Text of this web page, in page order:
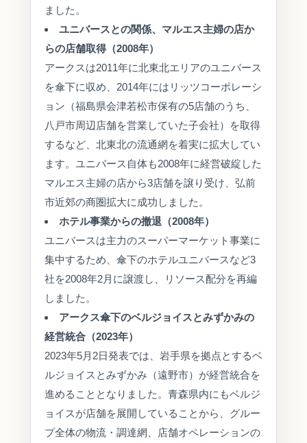
ました。
ユニバースとの関係、マルエス主婦の店か
らの店舗取得（2008年）
アークスは2011年に北東北エリアのユニバース
を傘下に収め、2014年にはリッツコーポレーシ
ョン（福島県会津若松市保有の5店舗のうち、
八戸市周辺店舗を営業していた子会社）を取得
するなど、北東北の流通網を着実に拡大してい
ます。ユニバース自体も2008年に経営破綻した
マルエス主婦の店から3店舗を譲り受け、弘前
市近郊の商圏拡大に成功しました。
ホテル事業からの撤退（2008年）
ユニバースは主力のスーパーマーケット事業に
集中するため、傘下のホテルユニバースなど3
社を2008年2月に譲渡し、リソース配分を再編
しました。
アークス傘下のベルジョイスとみずかみの
経営統合（2023年）
2023年5月2日発表では、岩手県を拠点とするベ
ルジョイスとみずかみ（遠野市）が経営統合を
進めることとなりました。青森県内にもベルジ
ョイスが店舗を展開していることから、グルー
プ全体の物流・調達網、店舗オペレーションの